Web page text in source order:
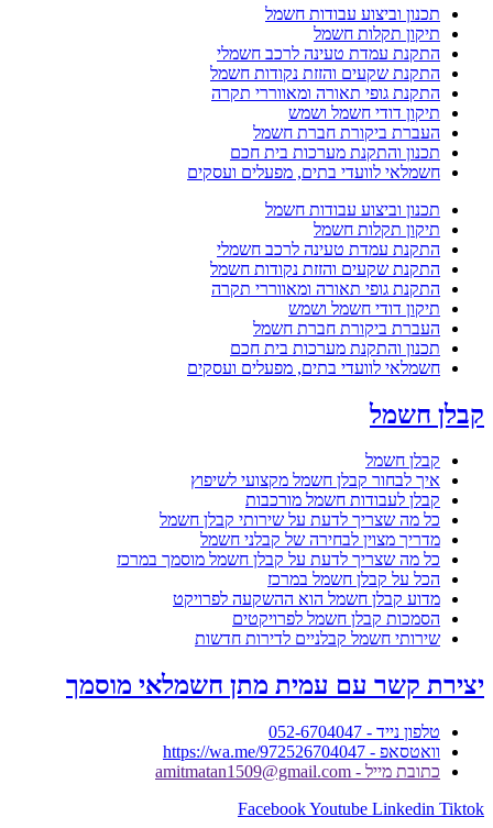
תכנון וביצוע עבודות חשמל
תיקון תקלות חשמל
התקנת עמדת טעינה לרכב חשמלי
התקנת שקעים והזזת נקודות חשמל
התקנת גופי תאורה ומאווררי תקרה
תיקון דודי חשמל ושמש
העברת ביקורת חברת חשמל
תכנון והתקנת מערכות בית חכם
חשמלאי לוועדי בתים, מפעלים ועסקים
תכנון וביצוע עבודות חשמל
תיקון תקלות חשמל
התקנת עמדת טעינה לרכב חשמלי
התקנת שקעים והזזת נקודות חשמל
התקנת גופי תאורה ומאווררי תקרה
תיקון דודי חשמל ושמש
העברת ביקורת חברת חשמל
תכנון והתקנת מערכות בית חכם
חשמלאי לוועדי בתים, מפעלים ועסקים
קבלן חשמל
קבלן חשמל
איך לבחור קבלן חשמל מקצועי לשיפוץ
קבלן לעבודות חשמל מורכבות
כל מה שצריך לדעת על שירותי קבלן חשמל
מדריך מצוין לבחירה של קבלני חשמל
כל מה שצריך לדעת על קבלן חשמל מוסמך במרכז
הכל על קבלן חשמל במרכז
מדוע קבלן חשמל הוא ההשקעה לפרויקט
הסמכות קבלן חשמל לפרויקטים
שירותי חשמל קבלניים לדירות חדשות
יצירת קשר עם עמית מתן חשמלאי מוסמך
טלפון נייד - 052-6704047
וואטסאפ - https://wa.me/972526704047
כתובת מייל - amitmatan1509@gmail.com
FacebookYoutube Linkedin Tiktok